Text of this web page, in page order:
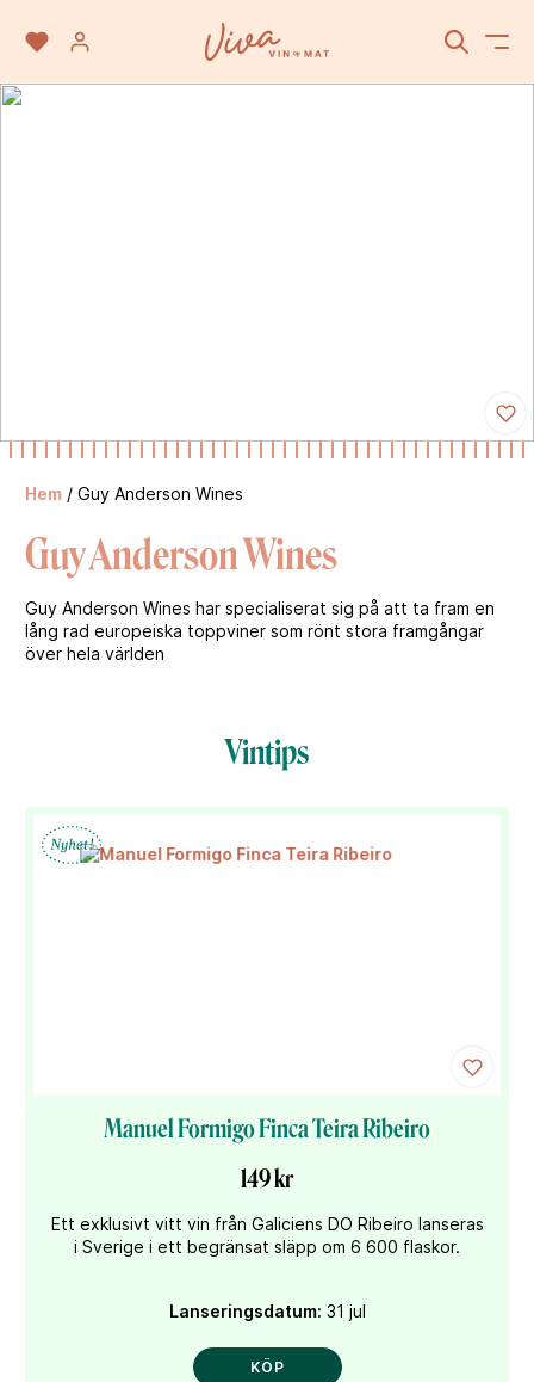
Hem / Guy Anderson Wines
Guy Anderson Wines
Guy Anderson Wines har specialiserat sig på att ta fram en
lång rad europeiska toppviner som rönt stora framgångar
över hela världen
Vintips
Manuel Formigo Finca Teira Ribeiro
149 kr
Ett exklusivt vitt vin från Galiciens DO Ribeiro lanseras
i Sverige i ett begränsat släpp om 6 600 flaskor.
Lanseringsdatum: 31 jul
KÖP